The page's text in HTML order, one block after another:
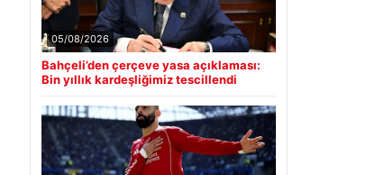
05/08/2026
Bahçeli’den çerçeve yasa açıklaması:
Bin yıllık kardeşliğimiz tescillendi